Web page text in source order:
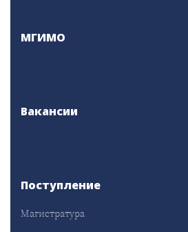
МГИМО
Вакансии
Поступление
Магистратура